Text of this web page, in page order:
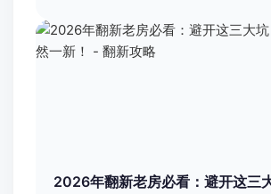
2026年翻新老房必看：避开这三